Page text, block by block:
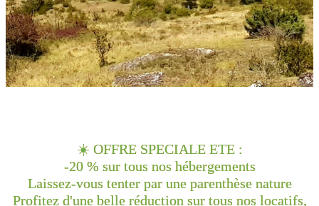
☀️ OFFRE SPECIALE ETE :
-20 % sur tous nos hébergements
Laissez-vous tenter par une parenthèse nature
Profitez d'une belle réduction sur tous nos locatifs,